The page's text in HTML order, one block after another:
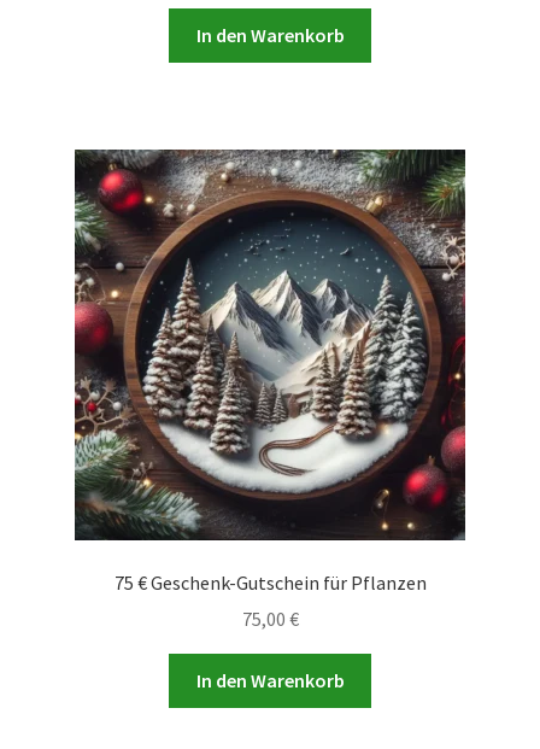
In den Warenkorb
75 € Geschenk-Gutschein für Pflanzen
75,00 €
In den Warenkorb